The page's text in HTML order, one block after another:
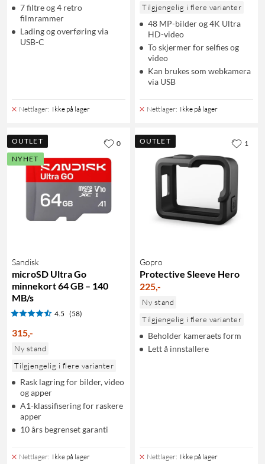
7 filtre og 4 retro
filmrammer
Lading og overføring via
USB-C
Nettlager: Ikke på lager
Tilgjengelig i flere varianter
48 MP-bilder og 4K Ultra
HD-video
To skjermer for selfies og
video
Kan brukes som webkamera
via USB
Nettlager: Ikke på lager
OUTLET
NYHET
Sandisk
microSD Ultra Go
minnekort 64 GB – 140
MB/s
4.5 (58)
315,-
Ny stand
Tilgjengelig i flere varianter
Rask lagring for bilder, video
og apper
A1-klassifisering for raskere
apper
10 års begrenset garanti
Nettlager: Ikke på lager
0 OUTLET
Gopro
Protective Sleeve Hero
225,-
Ny stand
Tilgjengelig i flere varianter
Beholder kameraets form
Lett å innstallere
Nettlager: Ikke på lager
1